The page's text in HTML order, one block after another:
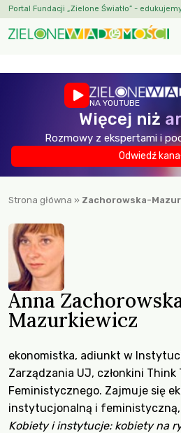
Portal Fundacji „Zielone Światło” -
NA YOUTUBE
Więcej niż
Rozmowy z ekspertami i
Odwiedź
Strona główna » Zachorowska-
Anna
Mazurkiewicz
ekonomistka, adiunkt w
Zarządzania UJ, członkini Think
Feministycznego. Zajmuje się
instytucjonalną i
Kobiety i instytucje: kobiety na